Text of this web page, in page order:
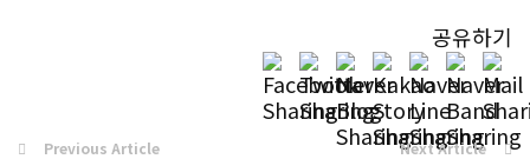
공유하기
Previous Article Next Article